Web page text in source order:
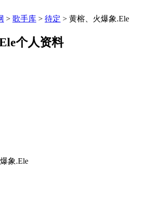
> 歌手库 > 待定 > 黄榕、火爆象.Ele
个人资料
象.Ele